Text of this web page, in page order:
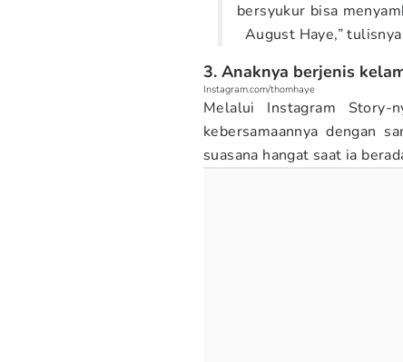
bersyukur bisa
August Haye,”
3. Anaknya berjenis
Instagram.com/thomhaye
Melalui Instagram Story-
kebersamaannya dengan
suasana hangat saat ia